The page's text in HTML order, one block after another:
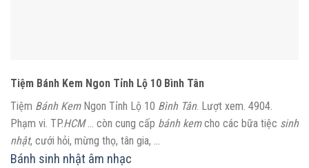
Tiệm Bánh Kem Ngon Tỉnh Lộ 10 Bình Tân
Tiệm Bánh KemNgon Tỉnh Lộ 10 Bình Tân. Lượt xem. 4904.
Phạm vi. TP.HCM… còn cung cấp bánh kemcho các bữa tiệc sinh
nhật, cưới hỏi, mừng thọ, tân gia, …
Bánh sinh nhật âm nhạc